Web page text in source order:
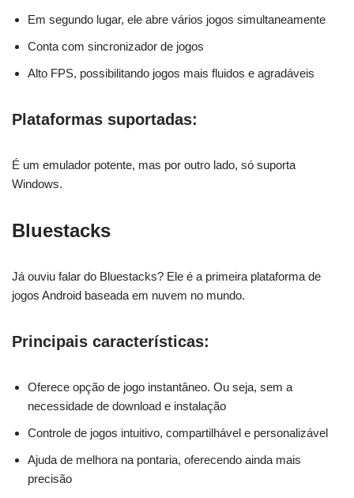
Em segundo lugar, ele abre vários jogos simultaneamente
Conta com sincronizador de jogos
Alto FPS, possibilitando jogos mais fluidos e agradáveis
Plataformas suportadas:
É um emulador potente, mas por outro lado, só suporta
Windows.
Bluestacks
Já ouviu falar do Bluestacks? Ele é a primeira plataforma de
jogos Android baseada em nuvem no mundo.
Principais características:
Oferece opção de jogo instantâneo. Ou seja, sem a
necessidade de download e instalação
Controle de jogos intuitivo, compartilhável e personalizável
Ajuda de melhora na pontaria, oferecendo ainda mais
precisão